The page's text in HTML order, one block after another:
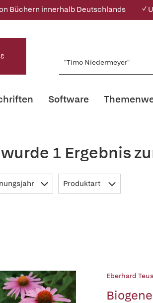
Büchern innerhalb Deutschlands ✓
Software
wurde 1 Ergebnis
Produktart
Eberhard